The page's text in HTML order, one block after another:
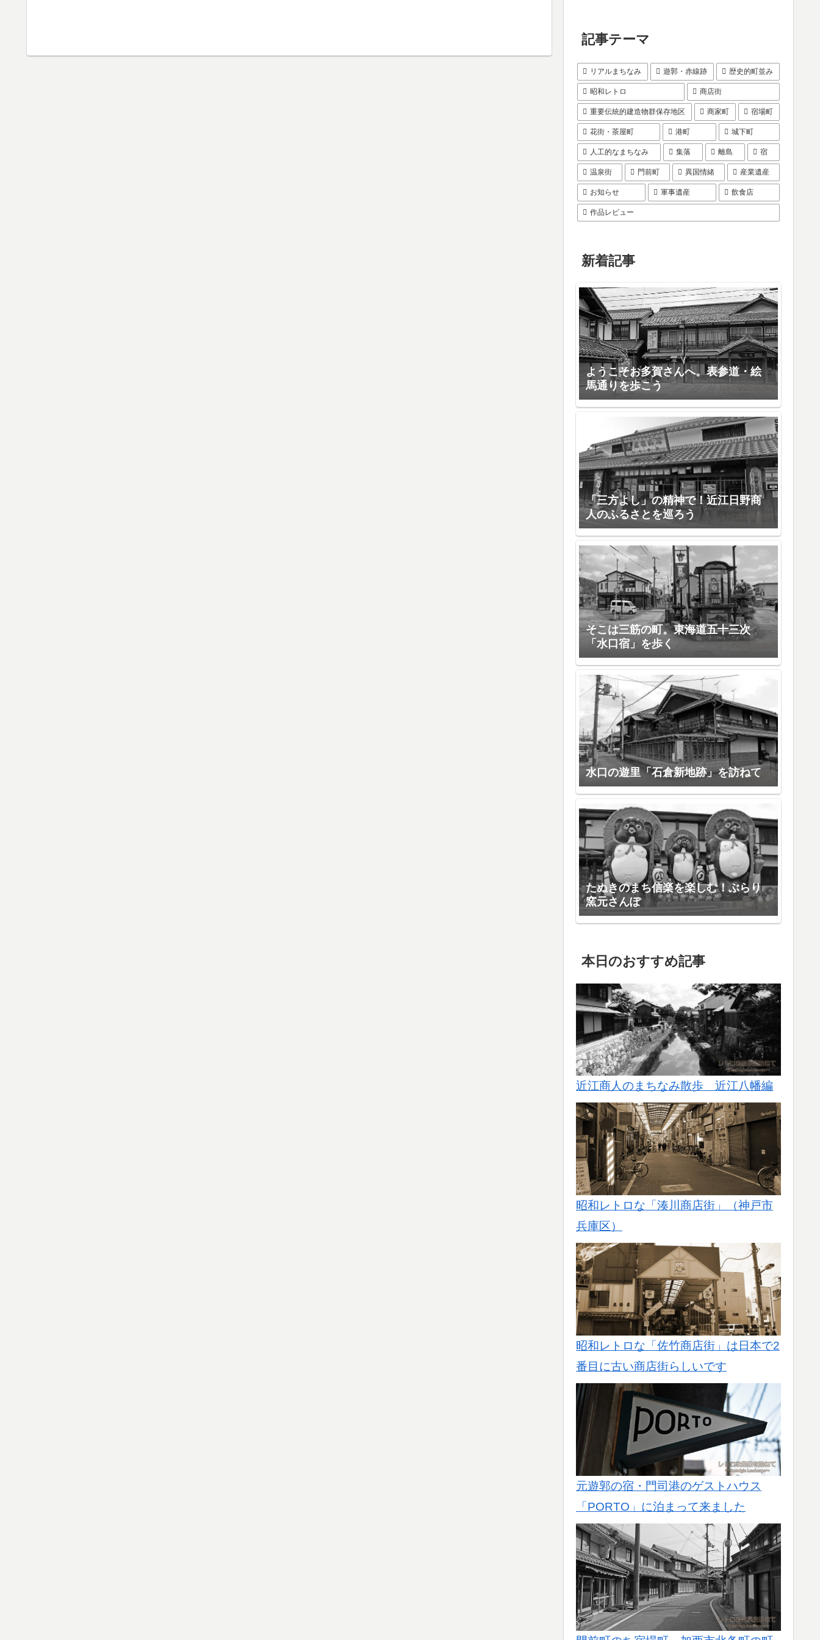
記事テーマ
リアルまちなみ 遊郭・赤線跡 歴史的町並み
昭和レトロ 商店街
重要伝統的建造物群保存地区 商家町 宿場町
花街・茶屋町 港町 城下町
人工的なまちなみ 集落 離島 宿
温泉街 門前町 異国情緒 産業遺産
お知らせ 軍事遺産 飲食店
作品レビュー
新着記事
ようこそお多賀さんへ。表参道・絵
馬通りを歩こう
「三方よし」の精神で！近江日野商
人のふるさとを巡ろう
そこは三筋の町。東海道五十三次
「水口宿」を歩く
水口の遊里「石倉新地跡」を訪ねて
たぬきのまち信楽を楽しむ！ぶらり
窯元さんぽ
本日のおすすめ記事
近江商人のまちなみ散歩 近江八幡編
昭和レトロな「湊川商店街」（神戸市
兵庫区）
昭和レトロな「佐竹商店街」は日本で2
番目に古い商店街らしいです
元遊郭の宿・門司港のゲストハウス
「PORTO」に泊まって来ました